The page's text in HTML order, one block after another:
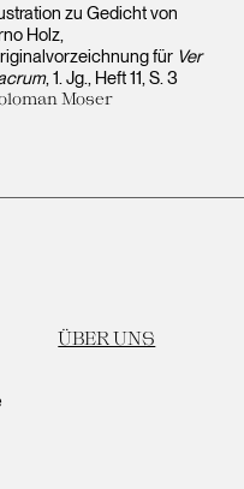
zu Gedicht von
Holz,
für Ver
, 1. Jg., Heft 11, S. 3
Moser
ÜBER UNS